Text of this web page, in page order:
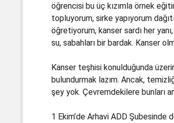
öğrencisi bu üç kızımla örnek
topluyorum, sirke yapıyorum
öğretiyorum, kanser sardı her
su, sabahları bir bardak. Kanser
Kanser teşhisi konulduğunda
bulundurmak lazım. Ancak,
şey yok. Çevremdekilere bunları
1 Ekim’de Arhavi ADD Şubesinde